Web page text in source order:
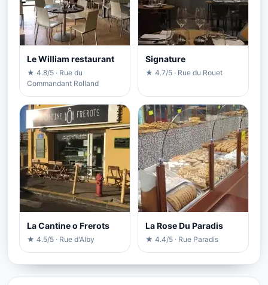
Le William restaurant
★ 4.8/5 · Rue du
Commandant Rolland
Signature
★ 4.7/5 · Rue du Rouet
La Cantine o Frerots
★ 4.5/5 · Rue d'Alby
La Rose Du Paradis
★ 4.4/5 · Rue Paradis